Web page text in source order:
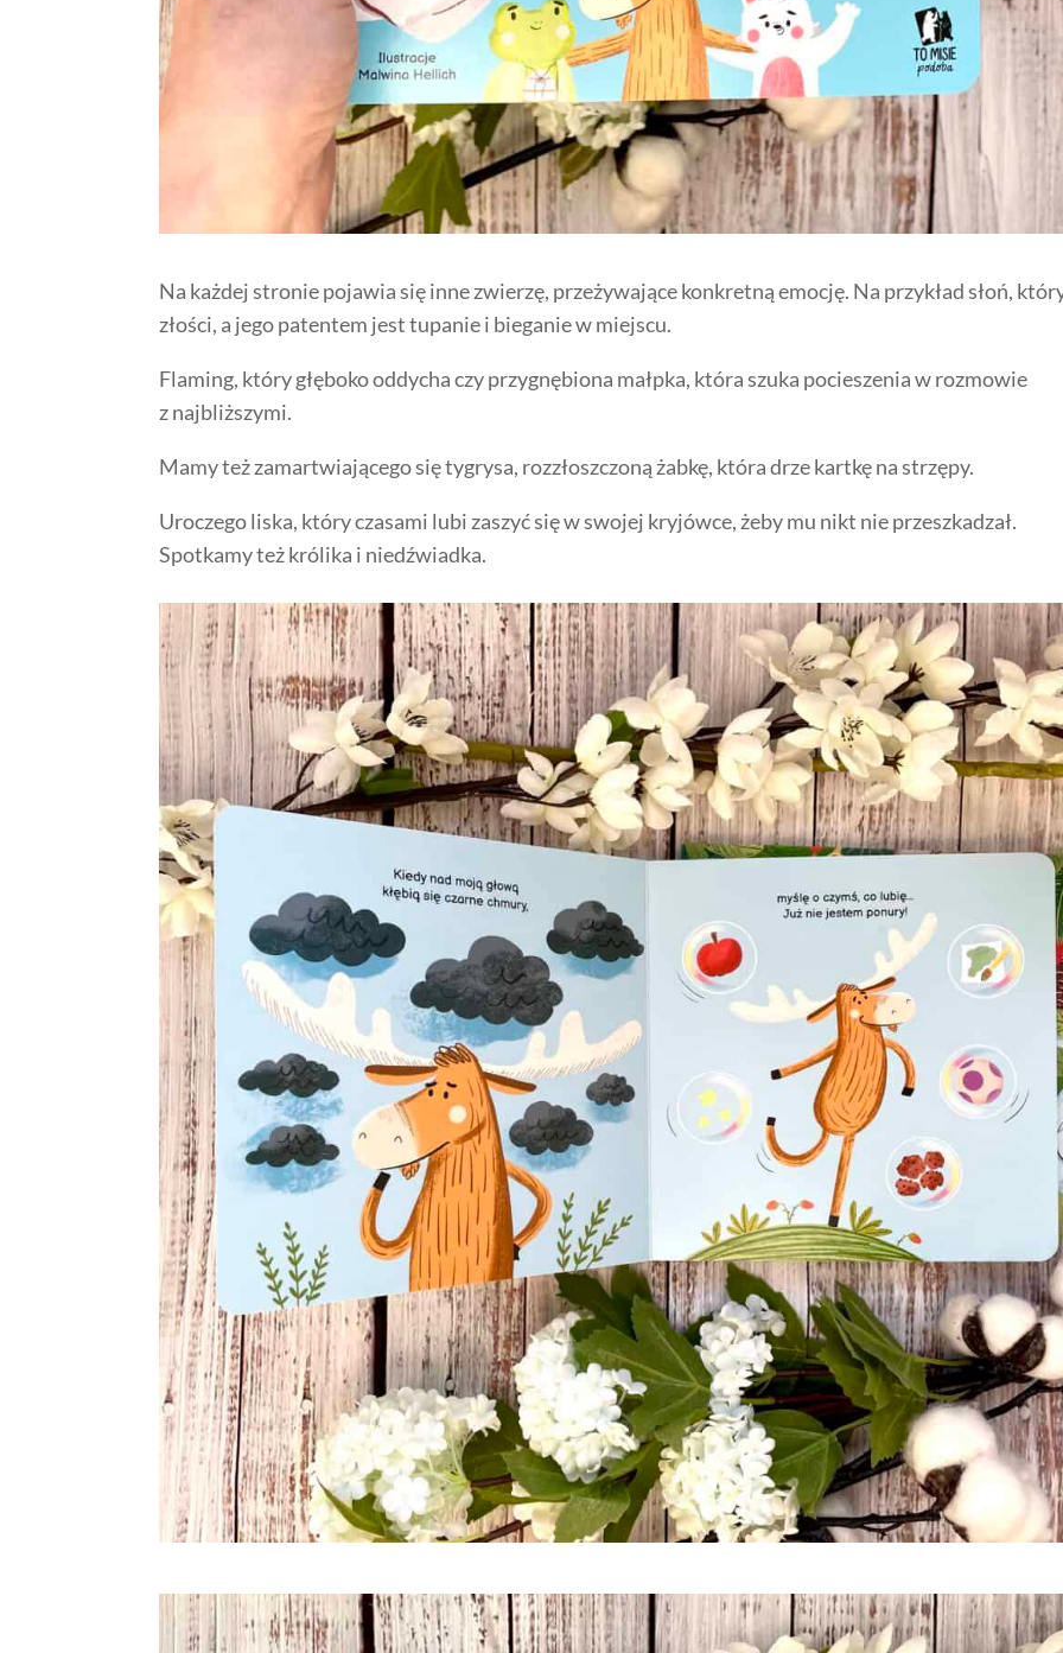
Na każdej stronie pojawia się inne zwierzę, przeżywające konkretną emocję. Na przykład słoń,
złości, a jego patentem jest tupanie i bieganie w miejscu.
Flaming, który głęboko oddycha czy przygnębiona małpka, która szuka pocieszenia w rozmowie
z najbliższymi.
Mamy też zamartwiającego się tygrysa, rozzłoszczoną żabkę, która drze kartkę na strzępy.
Uroczego liska, który czasami lubi zaszyć się w swojej kryjówce, żeby mu nikt nie przeszkadzał.
Spotkamy też królika i niedźwiadka.